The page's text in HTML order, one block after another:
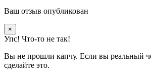
Ваш отзыв опубликован
×
Упс! Что-то не так!
Вы не прошли капчу. Если вы реальный
сделайте это.